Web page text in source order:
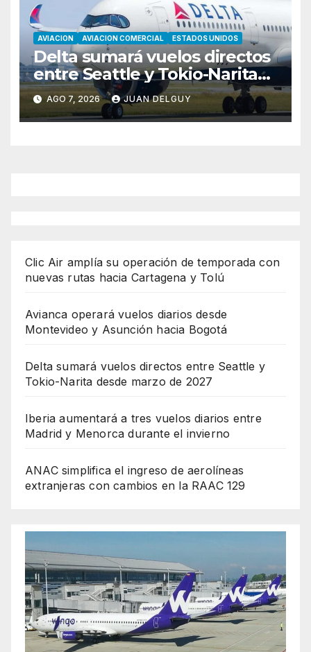
AVIACION AVIACION COMERCIAL ESTADOS UNIDOS
Delta sumará vuelos directos
entre Seattle y Tokio-Narita
desde marzo de 2027
AGO 7, 2026 JUAN DELGUY
Clic Air amplía su operación de temporada con
nuevas rutas hacia Cartagena y Tolú
Avianca operará vuelos diarios desde
Montevideo y Asunción hacia Bogotá
Delta sumará vuelos directos entre Seattle y
Tokio-Narita desde marzo de 2027
Iberia aumentará a tres vuelos diarios entre
Madrid y Menorca durante el invierno
ANAC simplifica el ingreso de aerolíneas
extranjeras con cambios en la RAAC 129